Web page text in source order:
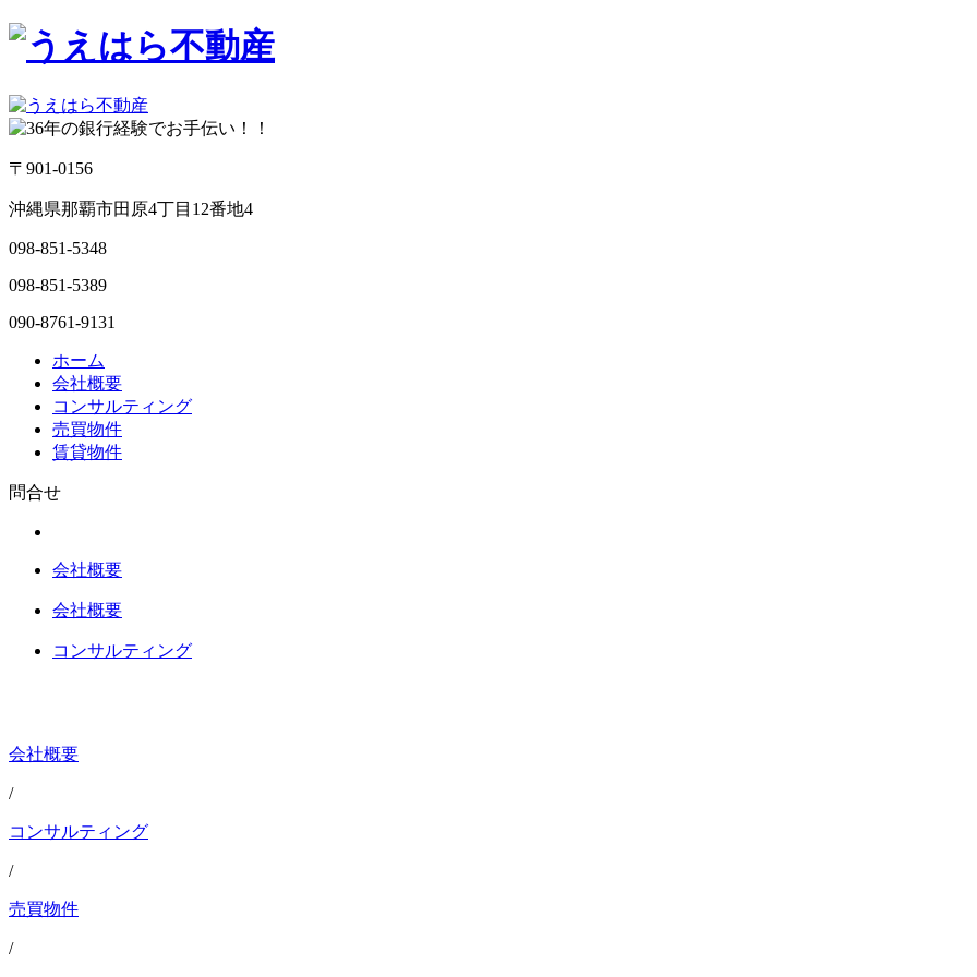
〒901-0156
沖縄県那覇市田原4丁目12番地4
098-851-5348
098-851-5389
090-8761-9131
ホーム
会社概要
コンサルティング
売買物件
賃貸物件
問合せ
会社概要
会社概要
コンサルティング
会社概要
/
コンサルティング
/
売買物件
/